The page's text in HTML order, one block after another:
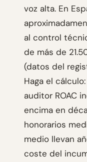
voz alta. En
al control
de más de
(datos del
Haga el
auditor ROAC
encima en
honorarios
medio llevan
coste del